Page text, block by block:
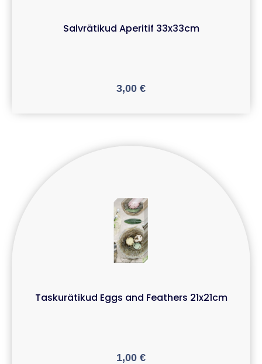
Salvrätikud Aperitif 33x33cm
3,00 €
Taskurätikud Eggs and Feathers 21x21cm
1,00 €